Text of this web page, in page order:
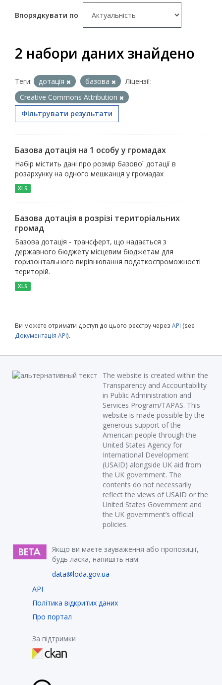
Впорядкувати по
2 набори даних знайдено
Теги: дотація базова
Ліцензії:
Creative Commons Attribution
Фільтрувати результати
Базова дотація на 1 особу у громадах
Набір містить дані про розмір базової дотації в
розархунку на одного мешканця у громадах
XLS
Базова дотація в розрізі територіальних
громад
Базова дотація - трансферт, що надається з
державного бюджету місцевим бюджетам для
горизонтального вирівнювання податкоспроможності
територій.
XLS
Ви можете отримати доступ до цього реєстру через API (see
Документація API).
The website is created within the
Transparency and Accountability
in Public Administration and
Services Program/TAPAS. This
website is made possible by the
generous support of the
American people through the
United States Agency for
International Development
(USAID) alongside UK aid from
the UK government. The
contents do not necessarily
reflect the views of USAID or the
United States Government and
the UK government’s official
policies.
Якщо ви маєте зауваження або пропозиції,
будь ласка, напишіть нам:
data@loda.gov.ua
API
Політика відкритих даних
Про портал
За підтримки